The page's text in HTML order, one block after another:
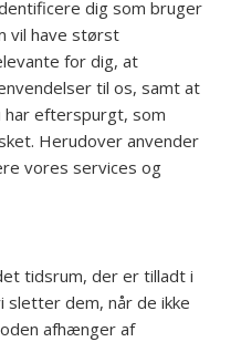
dig som bruger
vil have størst
for dig, at
til os, samt at
har efterspurgt, som
Herudover anvender
vores services og
tidsrum, der er tilladt i
sletter dem, når de ikke
afhænger af